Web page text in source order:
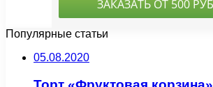
Популярные статьи
05.08.2020